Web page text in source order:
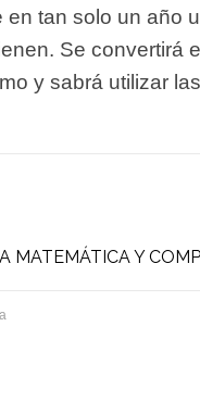
tan solo un año
Se convertirá
y sabrá utilizar
MATEMÁTICA Y